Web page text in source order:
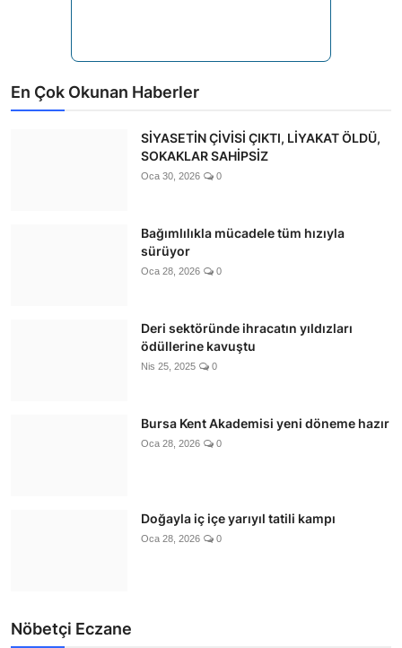
En Çok Okunan Haberler
SİYASETİN ÇİVİSİ ÇIKTI, LİYAKAT ÖLDÜ,
SOKAKLAR SAHİPSİZ
Oca 30, 2026 0
Bağımlılıkla mücadele tüm hızıyla
sürüyor
Oca 28, 2026 0
Deri sektöründe ihracatın yıldızları
ödüllerine kavuştu
Nis 25, 2025 0
Bursa Kent Akademisi yeni döneme hazır
Oca 28, 2026 0
Doğayla iç içe yarıyıl tatili kampı
Oca 28, 2026 0
Nöbetçi Eczane